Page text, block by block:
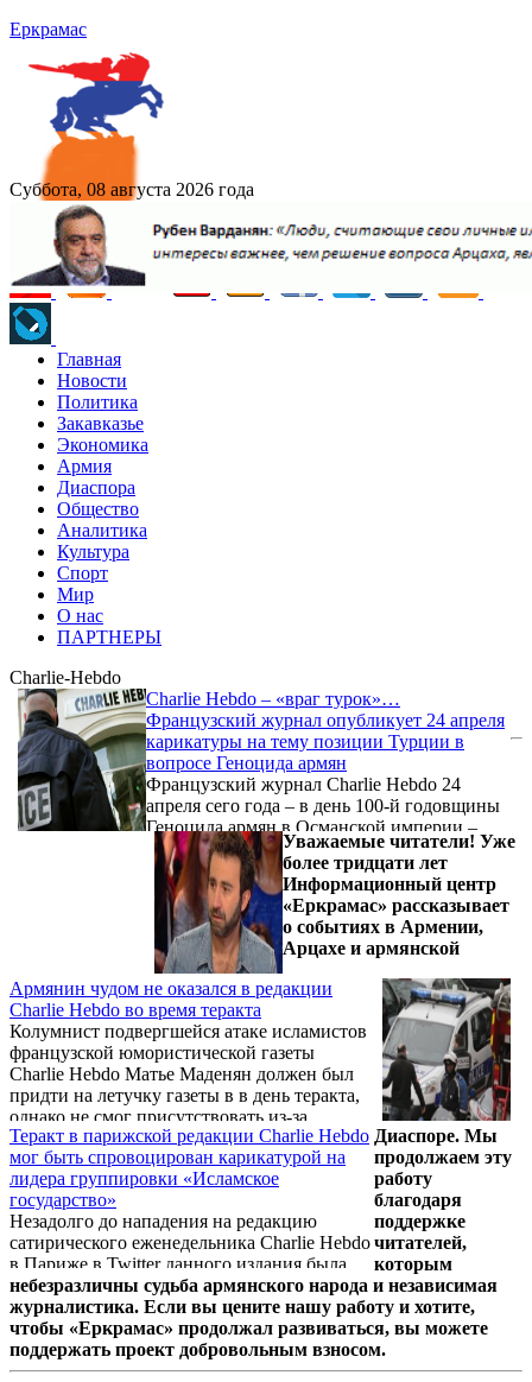
Еркрамас
Суббота, 08 августа 2026 года
Главная
Новости
Политика
Закавказье
Экономика
Армия
Диаспора
Общество
Аналитика
Культура
Спорт
Мир
О нас
ПАРТНЕРЫ
Charlie-Hebdo
Charlie Hebdo – «враг турок»…
Французский журнал опубликует 24 апреля
карикатуры на тему позиции Турции в
вопросе Геноцида армян
Французский журнал Charlie Hebdo 24
апреля сего года – в день 100-й годовщины
Геноцида армян в Османской империи –
опубликует карикатуры на тему позиции
Турции в данном вопросе и представит
турок как совершившую данное
преступление нацию. Обеспокоенность по
этому поводу выразил зампредседателя
Рабочей партии Турции (İP) Джейан
Мумджу, который приходится братом
корреспондента турецкого издания
«Cumhuriyet», убитого в 1993 г. журналиста
Угура Мумджу.
Армянин чудом не оказался в редакции
Charlie Hebdo во время теракта
Колумнист подвергшейся атаке исламистов
французской юмористической газеты
Charlie Hebdo Матье Маденян должен был
придти на летучку газеты в в день теракта,
однако не смог присутствовать из-за
изменившихся планов.
Теракт в парижской редакции Charlie Hebdo
мог быть спровоцирован карикатурой на
лидера группировки «Исламское
государство»
Незадолго до нападения на редакцию
сатирического еженедельника Charlie Hebdo
в Париже в Twitter данного издания была
опубликована карикатура на лидера
радикальной группировки «Исламское
государство» Абу Бакра аль-Багдади,
которая сопровождается подписью «С
наилучшими пожеланиями, кстати». Об
Уважаемые читатели! Уже
более тридцати лет
Информационный центр
«Еркрамас» рассказывает
о событиях в Армении,
Арцахе и армянской
Диаспоре. Мы
продолжаем эту
работу
благодаря
поддержке
читателей,
которым
небезразличны судьба армянского народа и независимая
журналистика. Если вы цените нашу работу и хотите,
чтобы «Еркрамас» продолжал развиваться, вы можете
поддержать проект добровольным взносом.